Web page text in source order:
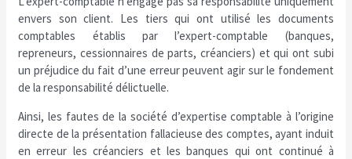
envers son client. Les tiers qui ont utilisé les documents
comptables établis par l’expert-comptable (banques,
repreneurs, cessionnaires de parts, créanciers) et qui ont subi
un préjudice du fait d’une erreur peuvent agir sur le fondement
de la responsabilité délictuelle.
Ainsi, les fautes de la société d’expertise comptable à l’origine
directe de la présentation fallacieuse des comptes, ayant induit
en erreur les créanciers et les banques qui ont continué à